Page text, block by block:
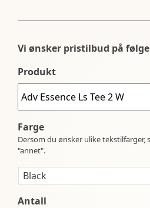
Vi ønsker pristilbud på
Produkt
Farge
Dersom du ønsker ulike tekstilfarger,
"annet".
Antall